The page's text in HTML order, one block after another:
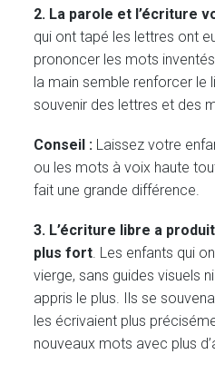
2. La parole et l’écriture
qui ont tapé les lettres ont
prononcer les mots
la main semble renforcer le
souvenir des lettres et des
Conseil : Laissez votre
ou les mots à voix haute
fait une grande différence.
3. L’écriture libre a
plus fort. Les enfants qui
vierge, sans guides visuels
appris le plus. Ils se
les écrivaient plus
nouveaux mots avec plus